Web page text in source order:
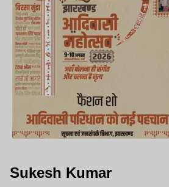
Sukesh Kumar